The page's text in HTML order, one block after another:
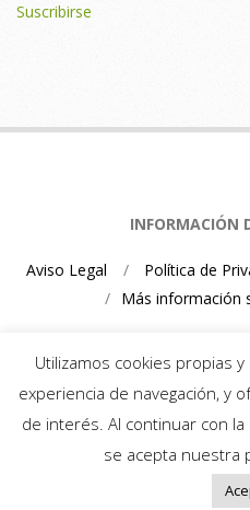
Suscribirse
INFORMACIÓN
Aviso Legal Política de
Más información
Mario
Utilizamos cookies propias
experiencia de navegación, y
de interés. Al continuar con
se acepta nuestra